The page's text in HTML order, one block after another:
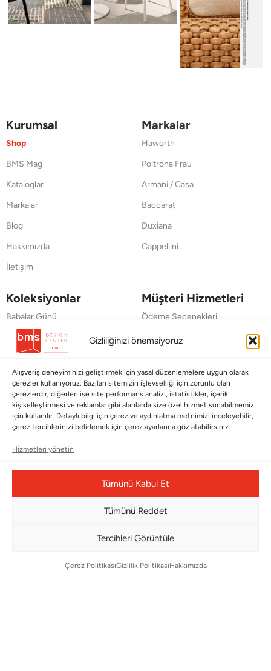
Gizliliğinizi önemsiyoruz
Alışveriş deneyiminizi geliştirmek için yasal düzenlemelere uygun olarak
çerezler kullanıyoruz. Bazıları sitemizin işlevselliği için zorunlu olan
çerezlerdir, diğerleri ise site performans analizi, istatistikler, içerik
kişiselleştirmesi ve reklamlar gibi alanlarda size özel hizmet sunabilmemiz
için kullanılır. Detaylı bilgi için çerez ve aydınlatma metnimizi inceleyebilir,
çerez tercihlerinizi belirlemek için çerez ayarlarına göz atabilirsiniz.
Hizmetleri yönetin
Tümünü Kabul Et
Tümünü Reddet
Tercihleri Görüntüle
Çerez PolitikasıGizlilik PolitikasıHakkımızda
Kurumsal
Shop
BMS Mag
Kataloglar
Markalar
Blog
Hakkımızda
İletişim
Markalar
Haworth
Poltrona Frau
Armani / Casa
Baccarat
Duxiana
Cappellini
Koleksiyonlar
Babalar Günü
Anneler Günü
Saraylardan Evinize
Wedding
Pet Collection
Müşteri Hizmetleri
Ödeme Seçenekleri
Kargolama ve Teslimat
İade Politikası
Kullanım Koşulları
KVKK
Hata Bildirim Formu
BÜLTENİMİZE ABONE OLUN
Kayıt olun ve fırsatlardan ilk siz yararlanın!
Bültenimize Abone Olun